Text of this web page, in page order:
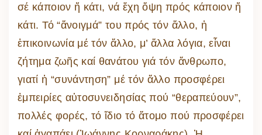
σέ κάποιον ἤ κάτι, νά ἔχη ὄψη πρός κάποιον ἤ
κάτι. Τό “ἄνοιγμά” του πρός τόν ἄλλο, ἡ
ἐπικοινωνία μέ τόν ἄλλο, μ’ ἄλλα λόγια, εἶναι
ζήτημα ζωῆς καί θανάτου γιά τόν ἄνθρωπο,
γιατί ἡ “συνάντηση” μέ τόν ἄλλο προσφέρει
ἐμπειρίες αὐτοσυνειδησίας πού “θεραπεύουν”,
πολλές φορές, τό ἴδιο τό ἄτομο πού προσφέρει